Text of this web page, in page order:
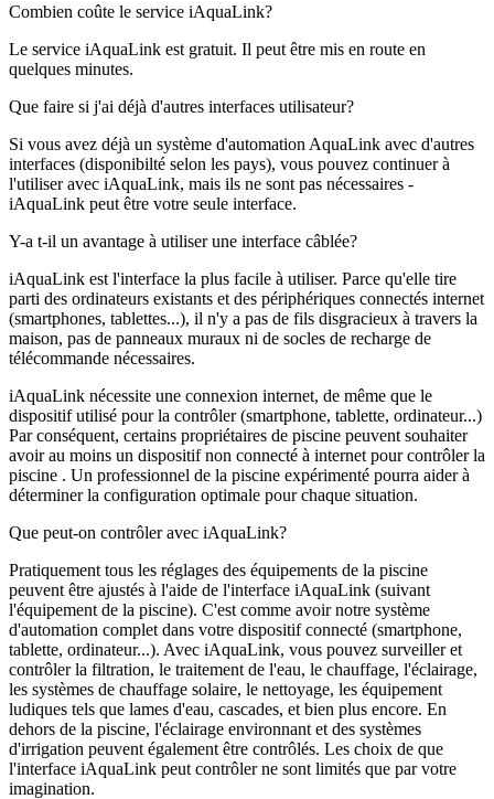
Combien coûte le service iAquaLink?
Le service iAquaLink est gratuit. Il peut être mis en route en
quelques minutes.
Que faire si j'ai déjà d'autres interfaces utilisateur?
Si vous avez déjà un système d'automation AquaLink avec d'autres
interfaces (disponibilté selon les pays), vous pouvez continuer à
l'utiliser avec iAquaLink, mais ils ne sont pas nécessaires -
iAquaLink peut être votre seule interface.
Y-a t-il un avantage à utiliser une interface câblée?
iAquaLink est l'interface la plus facile à utiliser. Parce qu'elle tire
parti des ordinateurs existants et des périphériques connectés internet
(smartphones, tablettes...), il n'y a pas de fils disgracieux à travers la
maison, pas de panneaux muraux ni de socles de recharge de
télécommande nécessaires.
iAquaLink nécessite une connexion internet, de même que le
dispositif utilisé pour la contrôler (smartphone, tablette, ordinateur...)
Par conséquent, certains propriétaires de piscine peuvent souhaiter
avoir au moins un dispositif non connecté à internet pour contrôler la
piscine . Un professionnel de la piscine expérimenté pourra aider à
déterminer la configuration optimale pour chaque situation.
Que peut-on contrôler avec iAquaLink?
Pratiquement tous les réglages des équipements de la piscine
peuvent être ajustés à l'aide de l'interface iAquaLink (suivant
l'équipement de la piscine). C'est comme avoir notre système
d'automation complet dans votre dispositif connecté (smartphone,
tablette, ordinateur...). Avec iAquaLink, vous pouvez surveiller et
contrôler la filtration, le traitement de l'eau, le chauffage, l'éclairage,
les systèmes de chauffage solaire, le nettoyage, les équipement
ludiques tels que lames d'eau, cascades, et bien plus encore. En
dehors de la piscine, l'éclairage environnant et des systèmes
d'irrigation peuvent également être contrôlés. Les choix de que
l'interface iAquaLink peut contrôler ne sont limités que par votre
imagination.